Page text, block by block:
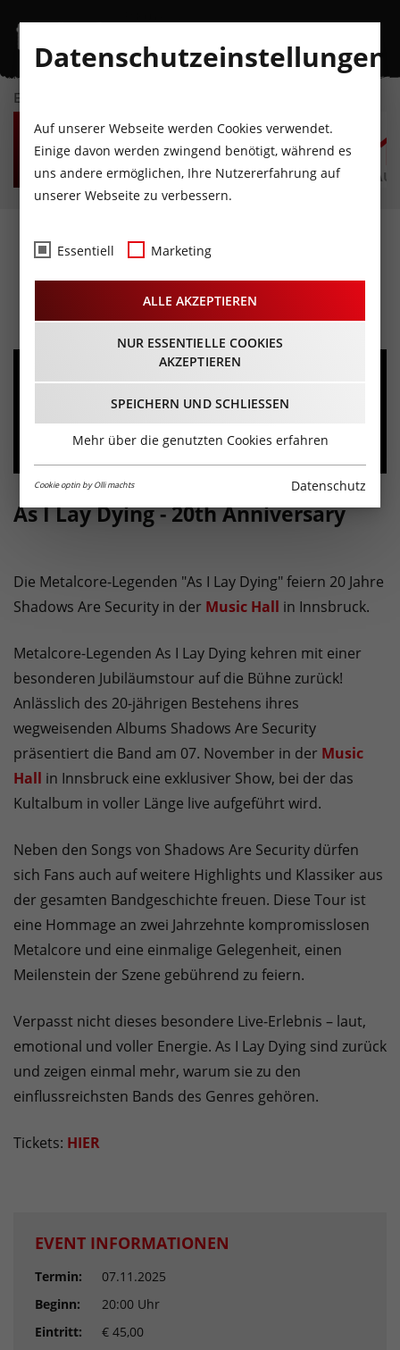
EVENTKALENDER
DO
6
AUGUST
FR
7
AUGUST
SA
8
AUGUST
SO
9
AUGUST
MO
10
AUGUST
As I Lay Dying - 20th
Anniversary
07.11.2025 - Beginn 20:00 Uhr
As I Lay Dying - 20th Anniversary
Die Metalcore-Legenden "As I Lay Dying" feiern 20 Jahre
Shadows Are Security in der Music Hall in Innsbruck.
Metalcore-Legenden As I Lay Dying kehren mit einer
besonderen Jubiläumstour auf die Bühne zurück!
Anlässlich des 20-jährigen Bestehens ihres
wegweisenden Albums Shadows Are Security
präsentiert die Band am 07. November in der Music
Hall in Innsbruck eine exklusiver Show, bei der das
Kultalbum in voller Länge live aufgeführt wird.
Neben den Songs von Shadows Are Security dürfen
sich Fans auch auf weitere Highlights und Klassiker aus
der gesamten Bandgeschichte freuen. Diese Tour ist
eine Hommage an zwei Jahrzehnte kompromisslosen
Metalcore und eine einmalige Gelegenheit, einen
Meilenstein der Szene gebührend zu feiern.
Verpasst nicht dieses besondere Live-Erlebnis – laut,
emotional und voller Energie. As I Lay Dying sind zurück
und zeigen einmal mehr, warum sie zu den
einflussreichsten Bands des Genres gehören.
Tickets: HIER
EVENT INFORMATIONEN
Termin:
07.11.2025
Beginn:
20:00 Uhr
Eintritt:
€ 45,00
Datenschutzeinstellungen
Auf unserer Webseite werden Cookies verwendet.
Einige davon werden zwingend benötigt, während es
uns andere ermöglichen, Ihre Nutzererfahrung auf
unserer Webseite zu verbessern.
Essentiell Marketing
ALLE AKZEPTIEREN
NUR ESSENTIELLE COOKIES
AKZEPTIEREN
SPEICHERN UND SCHLIESSEN
Mehr über die genutzten Cookies erfahren
Cookie optin by Olli machts Datenschutz